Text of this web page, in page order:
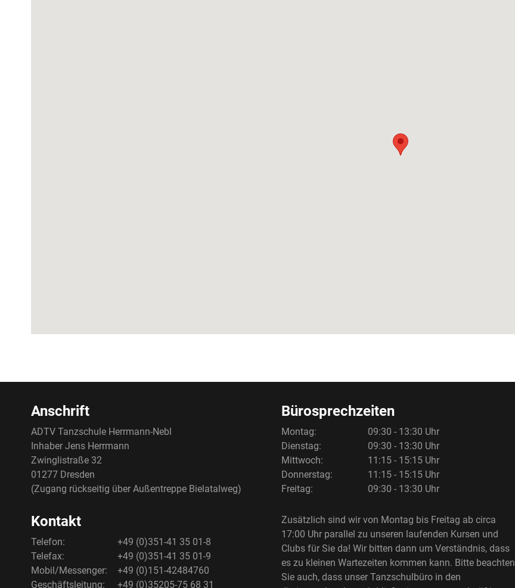
Anschrift
ADTV Tanzschule Herrmann-Nebl
Inhaber Jens Herrmann
Zwinglistraße 32
01277 Dresden
(Zugang rückseitig über Außentreppe Bielatalweg)
Kontakt
Telefon:
+49 (0)351-41 35 01-8
Telefax:
+49 (0)351-41 35 01-9
Mobil/Messenger:
+49 (0)151-42484760
Geschäftsleitung:
+49 (0)35205-75 68 31
Bürosprechzeiten
Montag:
09:30 - 13:30 Uhr
Dienstag:
09:30 - 13:30 Uhr
Mittwoch:
11:15 - 15:15 Uhr
Donnerstag:
11:15 - 15:15 Uhr
Freitag:
09:30 - 13:30 Uhr
Zusätzlich sind wir von Montag bis Freitag ab circa
17:00 Uhr parallel zu unseren laufenden Kursen und
Clubs für Sie da! Wir bitten dann um Verständnis, dass
es zu kleinen Wartezeiten kommen kann. Bitte beachten
Sie auch, dass unser Tanzschulbüro in den